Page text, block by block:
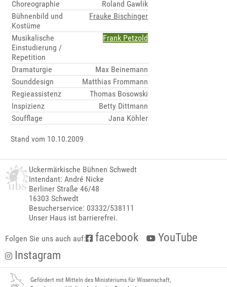
Choreographie
Roland Gawlik
Bühnenbild und
Kostüme
Frauke Bischinger
Musikalische
Einstudierung /
Repetition
Frank Petzold
Dramaturgie
Max Beinemann
Sounddesign
Matthias Frommann
Regieassistenz
Thomas Bosowski
Inspizienz
Betty Dittmann
Soufflage
Jana Köhler
Stand vom 10.10.2009
Uckermärkische Bühnen Schwedt
Intendant: André Nicke
Berliner Straße 46/48
16303 Schwedt
Besucherservice: 03332/538111
Unser Haus ist barrierefrei.
Folgen Sie uns auch auf: facebook
YouTube
Instagram
Gefördert mit Mitteln des Ministeriums für Wissenschaft,